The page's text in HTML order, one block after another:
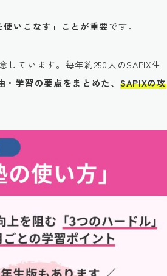
使いこなす」ことが重要です。
しています。毎年約250人のSAPIX生
学習の要点をまとめた、 SAPIXの攻